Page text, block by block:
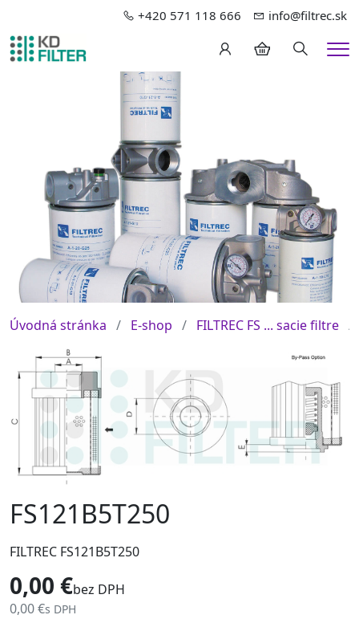
+420 571 118 666 info@filtrec.sk
Hledání
Úvodná stránka E-shop FILTREC FS ... sacie filtre
FS121B5T250
FILTREC FS121B5T250
0,00 €bez DPH
0,00 €s DPH